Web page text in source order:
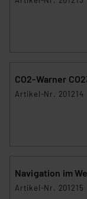
CO2-Warner
Artikel-Nr. 201214
Navigation im
Artikel-Nr. 201215